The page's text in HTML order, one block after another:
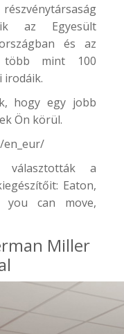
az Egyesült
és az
több mint 100
irodáik.
hogy egy jobb
Ön körül.
en_eur/
választották a
Eaton,
you can move,
Miller